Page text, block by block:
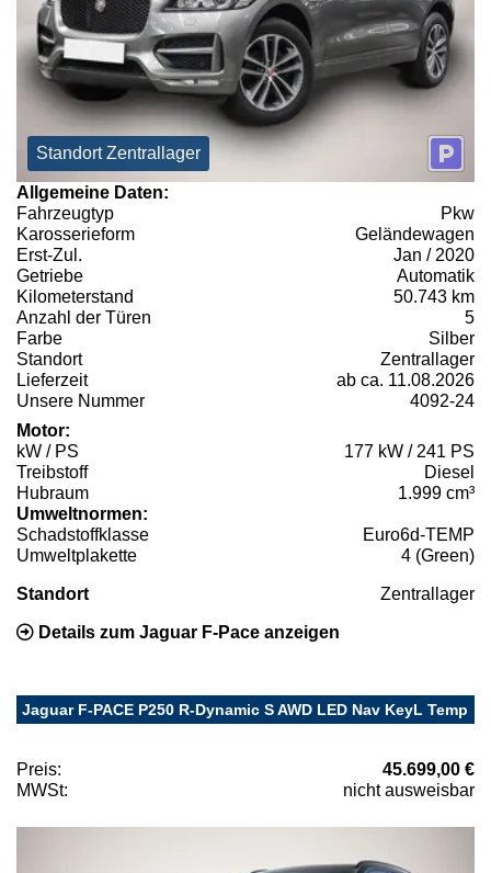
Standort Zentrallager
Allgemeine Daten:
Fahrzeugtyp
Pkw
Karosserieform
Geländewagen
Erst-Zul.
Jan / 2020
Getriebe
Automatik
Kilometerstand
50.743 km
Anzahl der Türen
5
Farbe
Silber
Standort
Zentrallager
Lieferzeit
ab ca. 11.08.2026
Unsere Nummer
4092-24
Motor:
kW / PS
177 kW / 241 PS
Treibstoff
Diesel
Hubraum
1.999 cm³
Umweltnormen:
Schadstoffklasse
Euro6d-TEMP
Umweltplakette
4 (Green)
Standort Zentrallager
Details zum Jaguar F-Pace anzeigen
Jaguar F-PACE P250 R-Dynamic S AWD LED Nav KeyL Temp
Preis:
45.699,00 €
MWSt:
nicht ausweisbar